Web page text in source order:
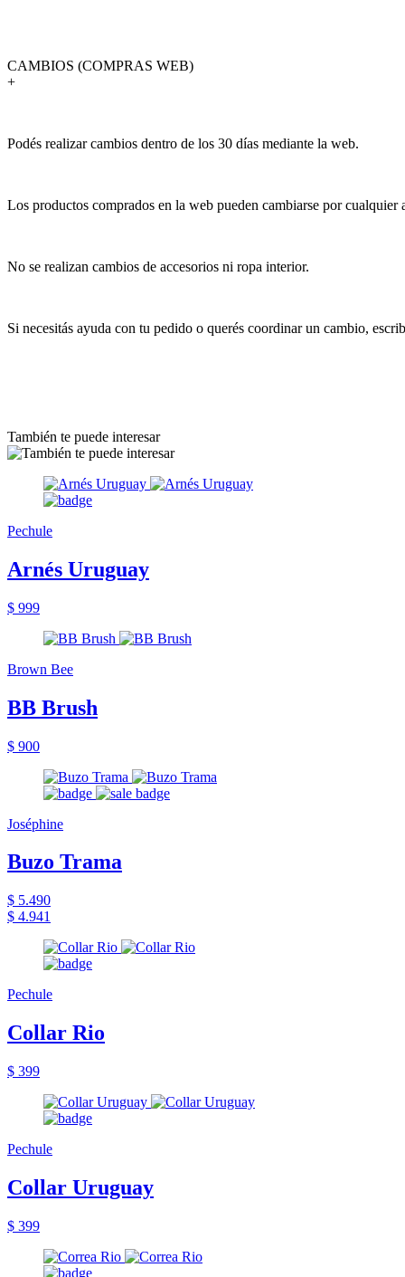
CAMBIOS (COMPRAS WEB)
+
Podés realizar cambios dentro de los 30 días mediante la web.
Los productos comprados en la web pueden cambiarse por
No se realizan cambios de accesorios ni ropa interior.
Si necesitás ayuda con tu pedido o querés coordinar un cambio,
También te puede interesar
Pechule
Arnés Uruguay
$ 999
Brown Bee
BB Brush
$ 900
Joséphine
Buzo Trama
$ 5.490
$ 4.941
Pechule
Collar Rio
$ 399
Pechule
Collar Uruguay
$ 399